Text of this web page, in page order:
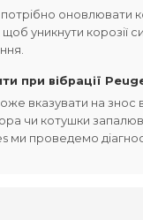
оновлювати
уникнути корозії
при вібрації
вказувати на знос
чи котушки
ми проведемо